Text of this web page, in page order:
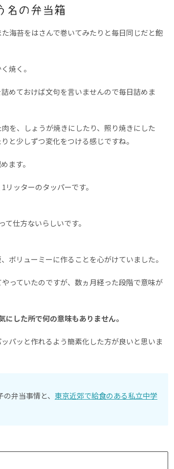
海苔をはさんで巻いてみたりと毎日同じだと飽
焼く。
めておけば文句を言いませんので毎日詰めま
を、しょうが焼きにしたり、照り焼きにした
と少しずつ変化をつける感じですね。
ます。
ッターのタッパーです。
仕方ないらしいです。
ボリューミーに作ることを心がけていました。
っていたのですが、数ヵ月経った段階で意味が
した所で何の意味もありません。
パッと作れるよう簡素化した方が良いと思いま
弁当事情と、 東京近郊で給食のある私立中学